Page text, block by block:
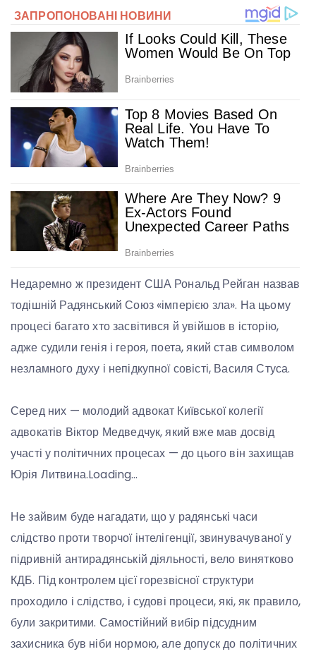
Недаремно ж президент США Рональд Рейган назвав
тодішній Радянський Союз «імперією зла». На цьому
процесі багато хто засвітився й увійшов в історію,
адже судили генія і героя, поета, який став символом
незламного духу і непідкупної совісті, Василя Стуса.
Серед них — молодий адвокат Київської колегії
адвокатів Віктор Медведчук, який вже мав досвід
участі у політичних процесах — до цього він захищав
Юрія Литвина.Loading…
Не зайвим буде нагадати, що у радянські часи
слідство проти творчої інтелігенції, звинувачуваної у
підривній антирадянській діяльності, вело винятково
КДБ. Під контролем цієї горезвісної структури
проходило і слідство, і судові процеси, які, як правило,
були закритими. Самостійний вибір підсудним
захисника був ніби нормою, але допуск до політичних